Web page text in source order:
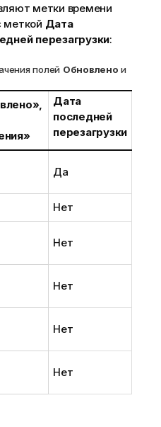
метки времени
меткой Дата
перезагрузки:
полей Обновлено и
Дата
последней
перезагрузки
Да
Нет
Нет
Нет
Нет
Нет